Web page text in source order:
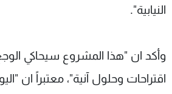
النيابية".
وأكد ان "هذا المشروع سيحاكي
اقتراحات وحلول آنية"، معتبراً ان